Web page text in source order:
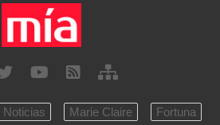
Noticias Marie Claire
Fortuna